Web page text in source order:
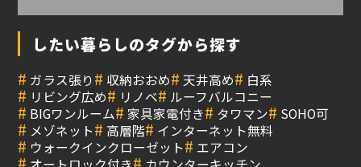
したい暮らしのタグから探す
# ガラス張り# 収納おおめ# 天井高め# 白系
# リビング広め# リノベ# ルーフバルコニー
# BIGワンルーム# 家具家電付き# タワマン# SOHO可
# メゾネット# 高層階# インターネット無料
# ウォークインクローゼット# エアコン